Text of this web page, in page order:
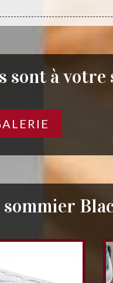
sont à votre